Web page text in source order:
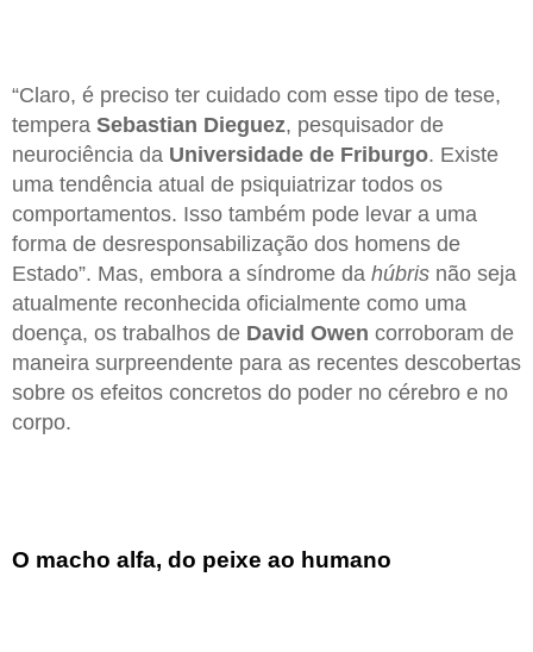
“Claro, é preciso ter cuidado com esse tipo de tese,
tempera Sebastian Dieguez, pesquisador de
neurociência da Universidade de Friburgo. Existe
uma tendência atual de psiquiatrizar todos os
comportamentos. Isso também pode levar a uma
forma de desresponsabilização dos homens de
Estado”. Mas, embora a síndrome da húbris não seja
atualmente reconhecida oficialmente como uma
doença, os trabalhos de David Owen corroboram de
maneira surpreendente para as recentes descobertas
sobre os efeitos concretos do poder no cérebro e no
corpo.
O macho alfa, do peixe ao humano